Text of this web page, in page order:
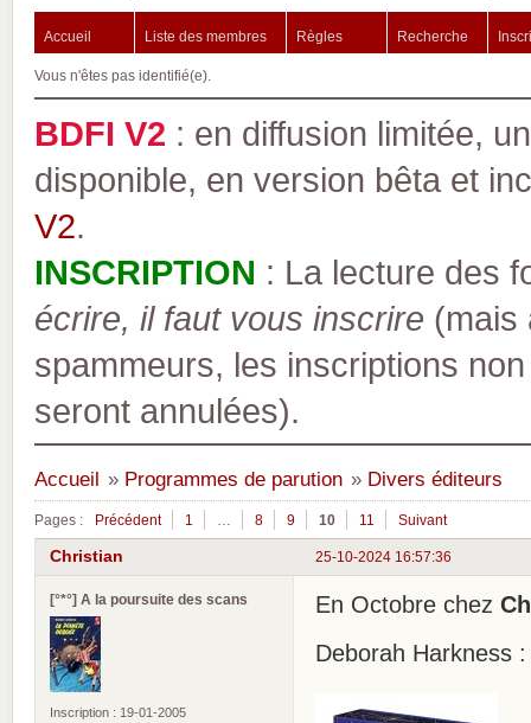
Accueil Liste des membres Règles Recherche
Vous n'êtes pas identifié(e).
BDFI V2 : en diffusion limitée,
disponible, en version bêta et
V2.
INSCRIPTION : La lecture des
écrire, il faut vous inscrire (mais
spammeurs, les inscriptions
seront annulées).
Accueil » Programmes de parution » Divers éditeurs
Pages : Précédent 1 8 9 10 11 Suivant
25-10-2024 16:57:36
Christian
[°*°] A la poursuite des scans
Inscription : 19-01-2005
En Octobre chez
Deborah Harkness